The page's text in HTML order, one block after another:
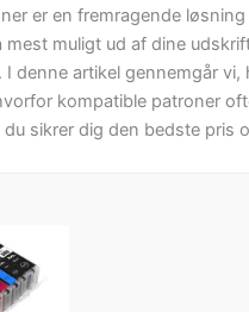
er en fremragende
mest muligt ud af dine
I denne artikel gennemgår vi,
kompatible patroner
sikrer dig den bedste pris